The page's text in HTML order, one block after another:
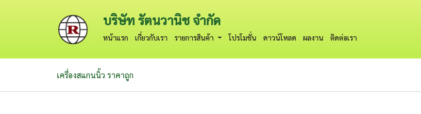
บริษัท รัตนวานิช จำกัด
หน้าแรก เกี่ยวกับเรา รายการสินค้า โปรโมชั่น ดาวน์โหลด ผลงาน ติดต่อเรา
เครื่องสแกนนิ้ว ราคาถูก